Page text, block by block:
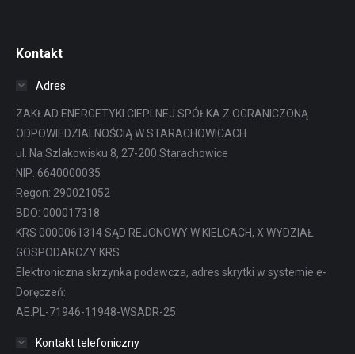
Kontakt
Adres
ZAKŁAD ENERGETYKI CIEPLNEJ SPÓŁKA Z OGRANICZONĄ
ODPOWIEDZIALNOŚCIĄ W STARACHOWICACH
ul. Na Szlakowisku 8, 27-200 Starachowice
NIP: 6640000035
Regon: 290021052
BDO: 000017318
KRS 0000061314 SĄD REJONOWY W KIELCACH, X WYDZIAŁ
GOSPODARCZY KRS
Elektroniczna skrzynka podawcza, adres skrytki w systemie e-
Doręczeń:
AE:PL-71946-11948-WSADR-25
Kontakt telefoniczny